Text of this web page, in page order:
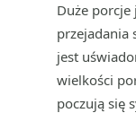
Duże
przejadania
jest
wielkości
poczują się